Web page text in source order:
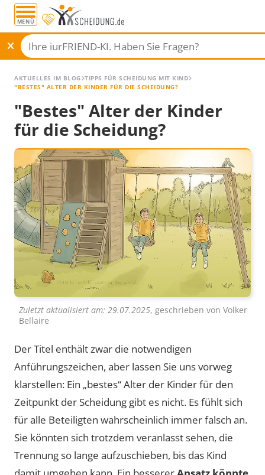
MENÜ
AKTUELLES IM BLOG TIPPS FÜR SCHEIDUNG MIT KIND
"BESTES" ALTER DER KINDER FÜR DIE SCHEIDUNG?
"Bestes" Alter der Kinder
für die Scheidung?
Zuletzt aktualisiert am: 29.07.2025, geschrieben von Volker
Bellaire
Der Titel enthält zwar die notwendigen
Anführungszeichen, aber lassen Sie uns vorweg
klarstellen: Ein „bestes“ Alter der Kinder für den
Zeitpunkt der Scheidung gibt es nicht. Es fühlt sich
für alle Beteiligten wahrscheinlich immer falsch an.
Sie könnten sich trotzdem veranlasst sehen, die
Trennung so lange aufzuschieben, bis das Kind